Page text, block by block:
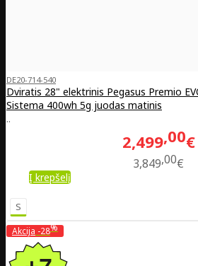
DE20-714-540
Dviratis 28" elektrinis Pegasus Premio
Sistema 400wh 5g juodas matinis
..
2,499 00€
3,849 00€
Į krepšelį
S
Akcija -28%